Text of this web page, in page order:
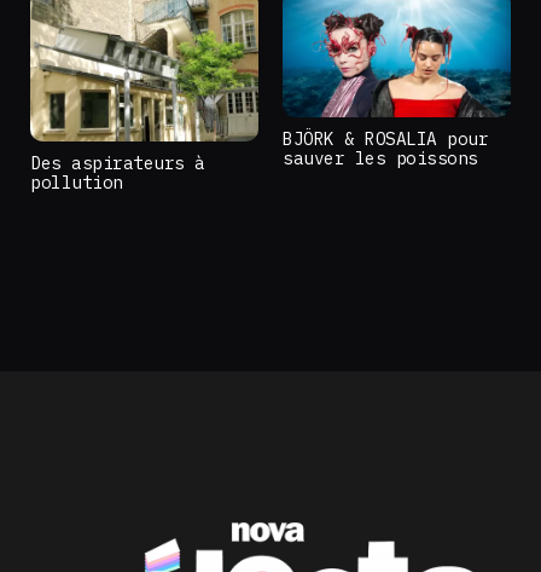
Des aspirateurs à
pollution
BJÖRK & ROSALIA pour
sauver les poissons